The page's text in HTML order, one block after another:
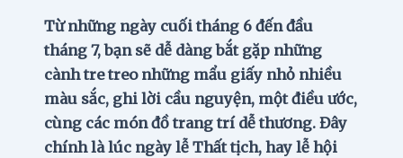
Từ những ngày cuối tháng 6 đến đầu
tháng 7, bạn sẽ dễ dàng bắt gặp những
cành tre treo những mẩu giấy nhỏ nhiều
màu sắc, ghi lời cầu nguyện, một điều ước,
cùng các món đồ trang trí dễ thương. Đây
chính là lúc ngày lễ Thất tịch, hay lễ hội